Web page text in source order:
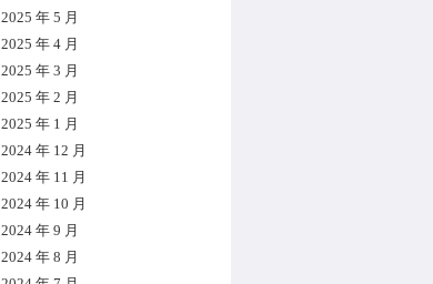
2025 年 5 月
2025 年 4 月
2025 年 3 月
2025 年 2 月
2025 年 1 月
2024 年 12 月
2024 年 11 月
2024 年 10 月
2024 年 9 月
2024 年 8 月